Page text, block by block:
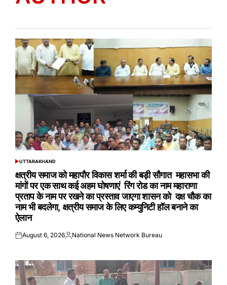
POSTED
UTTARAKHAND
क्षत्रीय समाज को महापौर विकास शर्मा की बड़ी सौगात महासभा की
मांगों पर एक साथ कई अहम घोषणाएं रिंग रोड का नाम महाराणा
प्रताप के नाम पर रखने का प्रस्ताव जाएगा शासन को दक्ष चौक का
नाम भी बदलेगा, क्षत्रीय समाज के लिए कम्युनिटी हॉल बनाने का
ऐलान
Posted
August 6, 2026Posted
National News Network Bureau